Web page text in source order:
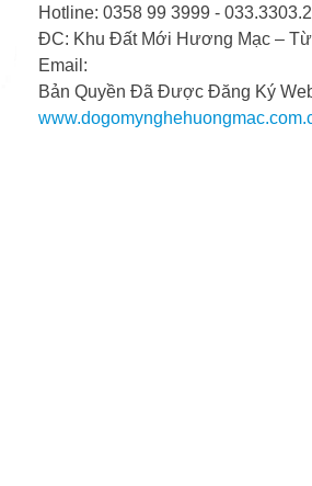
Hotline: 0358 99 3999 -
ĐC: Khu Đất Mới Hương Mạc –
Email:
Bản Quyền Đã Được Đăng Ký